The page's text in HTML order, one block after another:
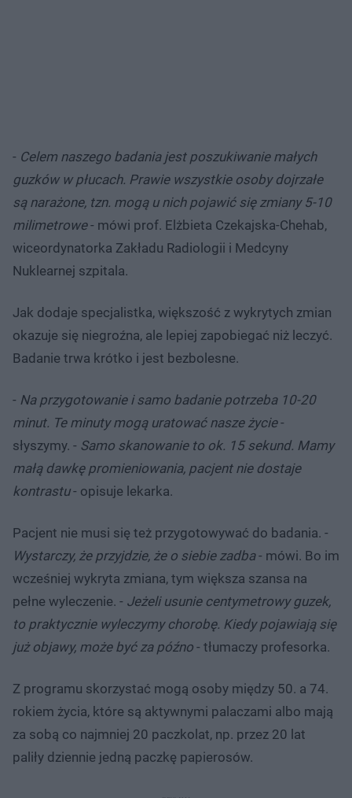
- Celem naszego badania jest poszukiwanie małych
guzków w płucach. Prawie wszystkie osoby dojrzałe
są narażone, tzn. mogą u nich pojawić się zmiany 5-10
milimetrowe- mówi prof. Elżbieta Czekajska-Chehab,
wiceordynatorka Zakładu Radiologii i Medcyny
Nuklearnej szpitala.
Jak dodaje specjalistka, większość z wykrytych zmian
okazuje się niegroźna, ale lepiej zapobiegać niż leczyć.
Badanie trwa krótko i jest bezbolesne.
- Na przygotowanie i samo badanie potrzeba 10-20
minut. Te minuty mogą uratować nasze życie-
słyszymy. - Samo skanowanie to ok. 15 sekund. Mamy
małą dawkę promieniowania, pacjent nie dostaje
kontrastu- opisuje lekarka.
Pacjent nie musi się też przygotowywać do badania. -
Wystarczy, że przyjdzie, że o siebie zadba- mówi. Bo im
wcześniej wykryta zmiana, tym większa szansa na
pełne wyleczenie. - Jeżeli usunie centymetrowy guzek,
to praktycznie wyleczymy chorobę. Kiedy pojawiają się
już objawy, może być za późno - tłumaczy profesorka.
Z programu skorzystać mogą osoby między 50. a 74.
rokiem życia, które są aktywnymi palaczami albo mają
za sobą co najmniej 20 paczkolat, np. przez 20 lat
paliły dziennie jedną paczkę papierosów.